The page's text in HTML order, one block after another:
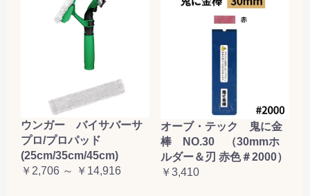
お買い物を続ける カートへ進む
ウンガー バイサバーサ
プロ/プロパッド
(25cm/35cm/45cm)
￥2,706 ～ ￥14,916
オーブ・テック 鬼に金
棒 NO.30 （30mmホ
ルダー＆刃 赤色＃2000）
￥3,410